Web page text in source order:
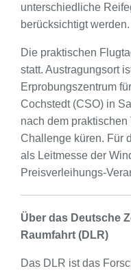
unterschiedliche
berücksichtigt werden.
Die praktischen
statt. Austragungsort
Erprobungszentrum
Cochstedt (CSO) in
nach dem
Challenge küren. Für
als Leitmesse der
Preisverleihungs-
Über das Deutsche
Raumfahrt (DLR)
Das DLR ist das